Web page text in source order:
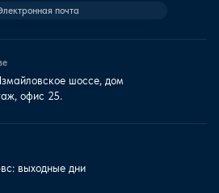
почта
шоссе, дом
офис 25.
выходные дни